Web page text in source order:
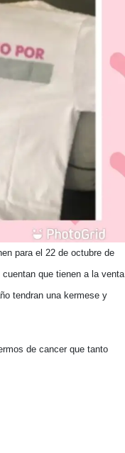
para el 22 de octubre de
que tienen a la venta
tendran una kermese y
de cancer que tanto